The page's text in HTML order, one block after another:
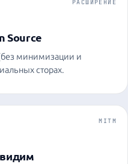
РАСШИРЕНИЕ
Source
минимизации и
сторах.
MITM